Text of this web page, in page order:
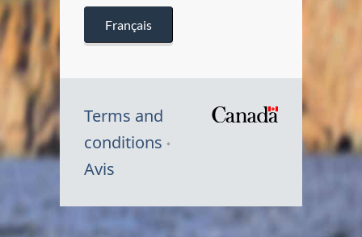
Français
Terms and
conditions
Avis
Symbole